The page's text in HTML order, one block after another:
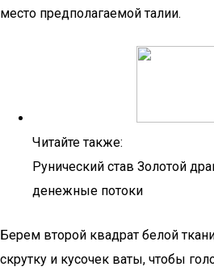
место предполагаемой талии.
Читайте также:
Рунический став Золотой
денежные потоки
Берем второй квадрат белой
скрутку и кусочек ваты, чтобы